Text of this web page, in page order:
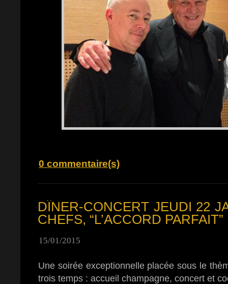
0 commentaire(s)
DÎNER-CONCERT JEUDI 22
CHEFS, “L’ACCORD PARFAIT”
15/01/2015
Une soirée exceptionnelle placée sous le
trois temps : accueil champagne, concert et